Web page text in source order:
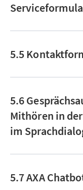
5.5
5.6
Mithören in
im
5.7 AXA